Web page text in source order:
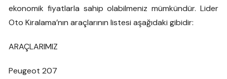
ekonomik fiyatlarla sahip olabilmeniz mümkündür. Lider
Oto Kiralama’nın araçlarının listesi aşağıdaki gibidir:
ARAÇLARIMIZ
Peugeot 207